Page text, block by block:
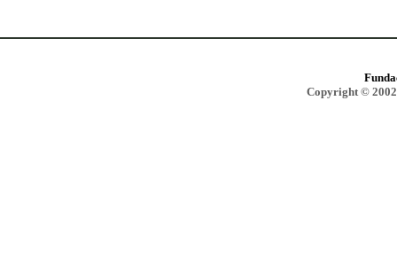
Copyright ©